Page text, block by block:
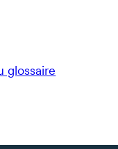
glossaire